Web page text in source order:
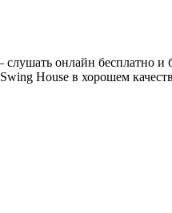
онлайн бесплатно
House в хорошем